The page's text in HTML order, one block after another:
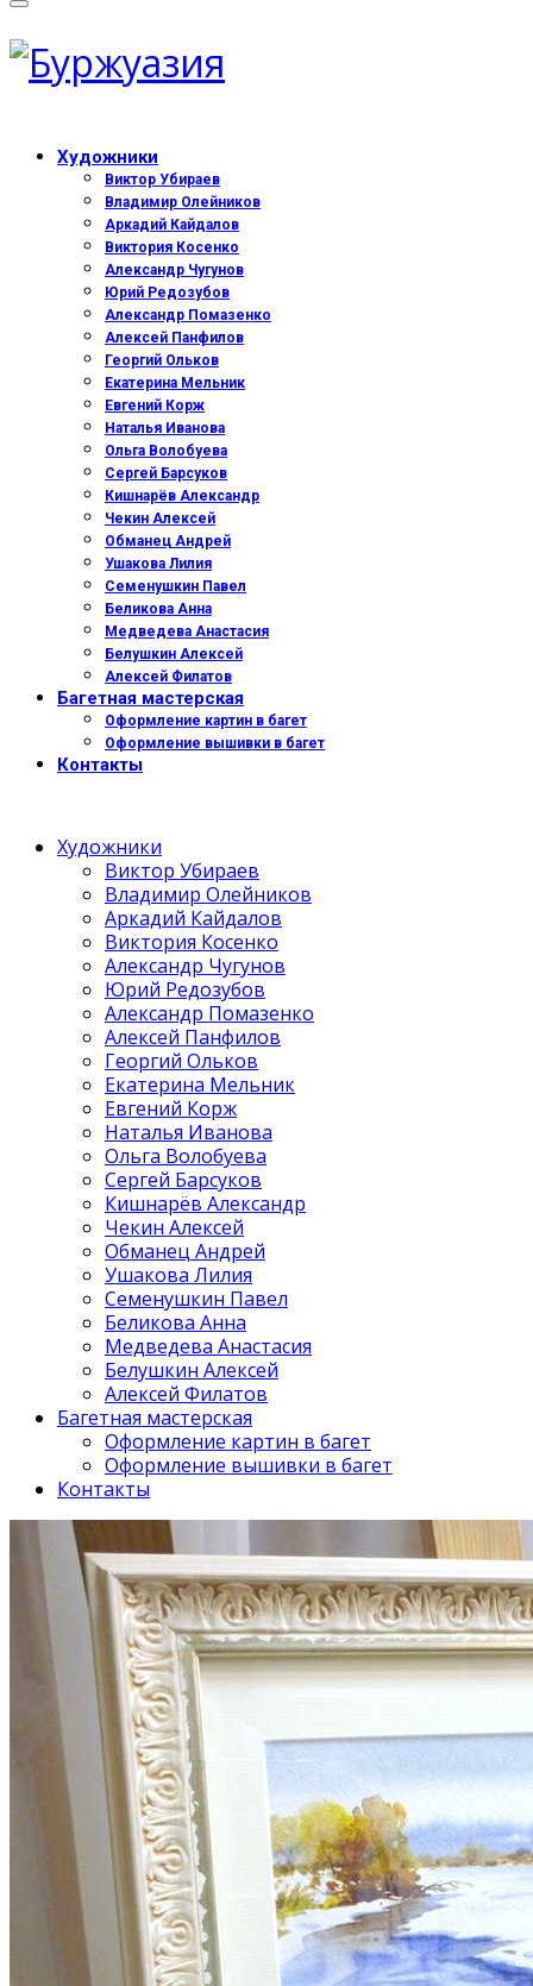
Художники
Виктор Убираев
Владимир Олейников
Аркадий Кайдалов
Виктория Косенко
Александр Чугунов
Юрий Редозубов
Александр Помазенко
Алексей Панфилов
Георгий Ольков
Екатерина Мельник
Евгений Корж
Наталья Иванова
Ольга Волобуева
Сергей Барсуков
Кишнарёв Александр
Чекин Алексей
Обманец Андрей
Ушакова Лилия
Семенушкин Павел
Беликова Анна
Медведева Анастасия
Белушкин Алексей
Алексей Филатов
Багетная мастерская
Оформление картин в багет
Оформление вышивки в багет
Контакты
Художники
Виктор Убираев
Владимир Олейников
Аркадий Кайдалов
Виктория Косенко
Александр Чугунов
Юрий Редозубов
Александр Помазенко
Алексей Панфилов
Георгий Ольков
Екатерина Мельник
Евгений Корж
Наталья Иванова
Ольга Волобуева
Сергей Барсуков
Кишнарёв Александр
Чекин Алексей
Обманец Андрей
Ушакова Лилия
Семенушкин Павел
Беликова Анна
Медведева Анастасия
Белушкин Алексей
Алексей Филатов
Багетная мастерская
Оформление картин в багет
Оформление вышивки в багет
Контакты